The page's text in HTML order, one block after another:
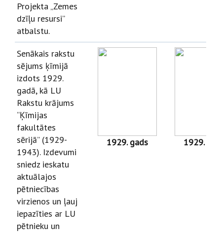
Projekta „Zemes
dzīļu resursi”
atbalstu.
Senākais rakstu
sējums ķīmijā
izdots 1929.
gadā, kā LU
Rakstu krājums
“Ķīmijas
fakultātes
sērijā” (1929-
1943). Izdevumi
sniedz ieskatu
aktuālajos
pētniecības
virzienos un ļauj
iepazīties ar LU
pētnieku un
1929. gads 1929.